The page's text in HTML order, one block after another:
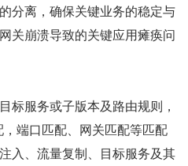
分离，确保关键业务的稳定与
关崩溃导致的关键应用瘫痪问
标服务或子版本及路由规则，
端口匹配、网关匹配等匹配
入、流量复制、目标服务及其